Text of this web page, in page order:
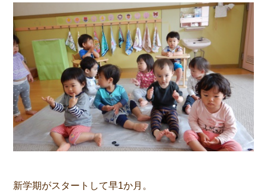
新学期がスタートして早1か月。